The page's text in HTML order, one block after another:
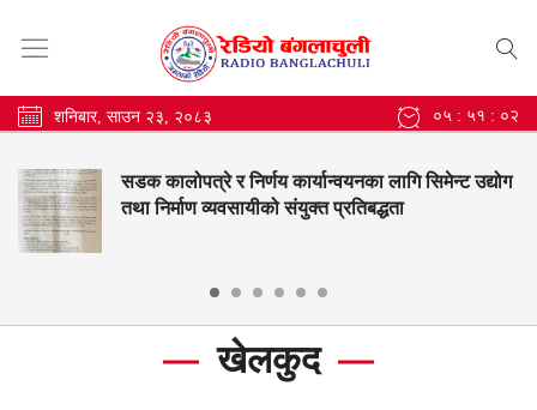
शनिबार, साउन २३, २०८३ ०५ : ५१ : ०५
उद्योग
बंगलाचुली गाउँपालिकाको सामुदायिक
नतिजामा सुधार, महेन्द्र मावि श्रीवारी उत्कृष्ट
खेलकुद